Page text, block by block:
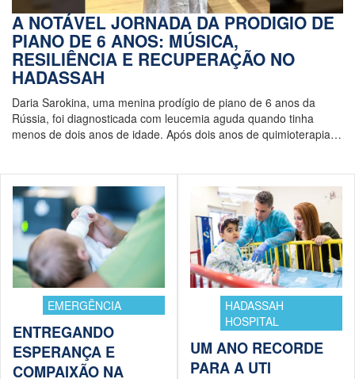
A NOTÁVEL JORNADA DA PRODIGIO DE
PIANO DE 6 ANOS: MÚSICA,
RESILIÊNCIA E RECUPERAÇÃO NO
HADASSAH
Daria Sarokina, uma menina prodígio de piano de 6 anos da
Rússia, foi diagnosticada com leucemia aguda quando tinha
menos de dois anos de idade. Após dois anos de quimioterapia…
EMERGÊNCIA
ENTREGANDO
ESPERANÇA E
COMPAIXÃO NA
HADASSAH
HOSPITAL
UM ANO RECORDE
PARA A UTI